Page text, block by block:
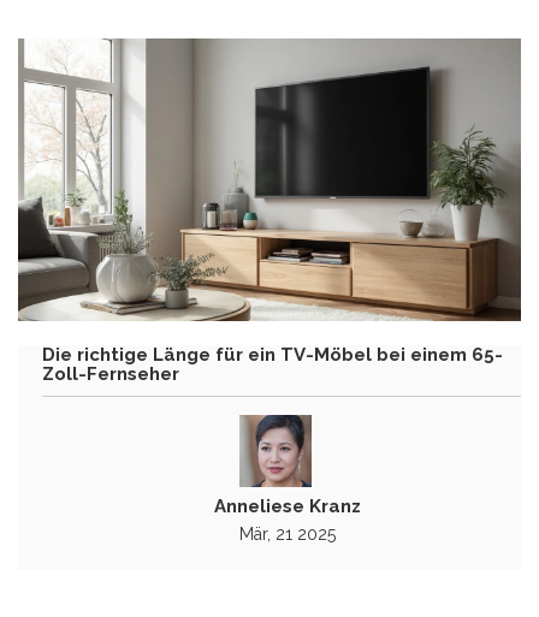
Die richtige Länge für ein TV-Möbel bei einem 65-
Zoll-Fernseher
Anneliese Kranz
Mär, 21 2025